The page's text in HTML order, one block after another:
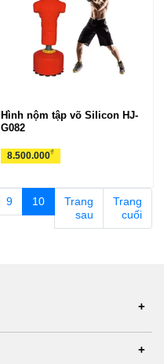
Hình nộm tập võ Silicon HJ-
G082
8.500.000₫
9 10
Trang
sau
Trang
cuối